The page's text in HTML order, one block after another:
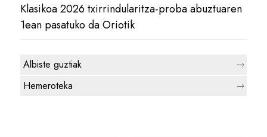
Klasikoa 2026 txirrindularitza-proba abuztuaren
1ean pasatuko da Oriotik
Albiste guztiak
Hemeroteka